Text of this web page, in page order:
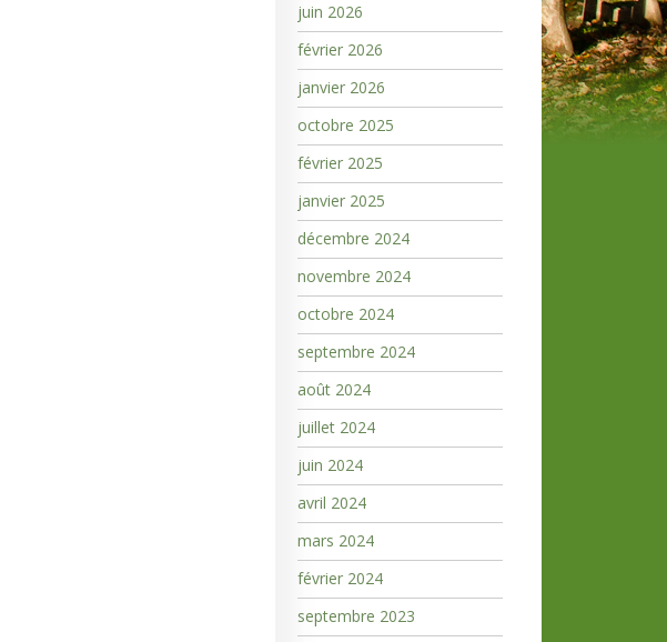
juin 2026
février 2026
janvier 2026
octobre 2025
février 2025
janvier 2025
décembre 2024
novembre 2024
octobre 2024
septembre 2024
août 2024
juillet 2024
juin 2024
avril 2024
mars 2024
février 2024
septembre 2023